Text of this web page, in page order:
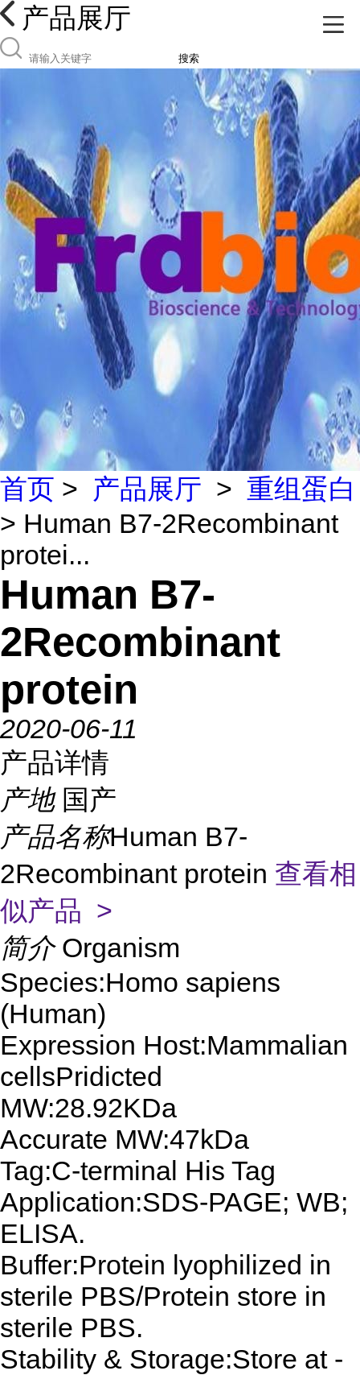
产品展厅
搜索
首页 > 产品展厅 > 重组蛋白
> Human B7-2Recombinant
protei...
Human B7-
2Recombinant
protein
2020-06-11
产品详情
产地 国产
产品名称Human B7-
2Recombinant protein 查看相
似产品 >
简介 Organism
Species:Homo sapiens
(Human)
Expression Host:Mammalian
cellsPridicted
MW:28.92KDa
Accurate MW:47kDa
Tag:C-terminal His Tag
Application:SDS-PAGE; WB;
ELISA.
Buffer:Protein lyophilized in
sterile PBS/Protein store in
sterile PBS.
Stability & Storage:Store at -